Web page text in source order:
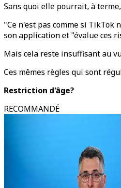
Sans quoi elle pourrait, à
"Ce n'est pas comme si
son application et "évalue ces
Mais cela reste insuffisant au
Ces mêmes règles qui sont
Restriction d'âge?
RECOMMANDÉ